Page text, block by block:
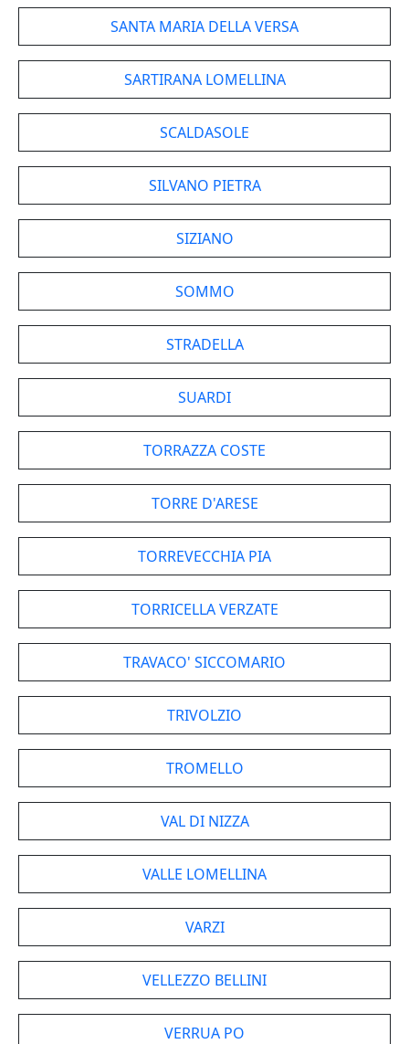
SANTA MARIA DELLA VERSA
SARTIRANA LOMELLINA
SCALDASOLE
SILVANO PIETRA
SIZIANO
SOMMO
STRADELLA
SUARDI
TORRAZZA COSTE
TORRE D'ARESE
TORREVECCHIA PIA
TORRICELLA VERZATE
TRAVACO' SICCOMARIO
TRIVOLZIO
TROMELLO
VAL DI NIZZA
VALLE LOMELLINA
VARZI
VELLEZZO BELLINI
VERRUA PO